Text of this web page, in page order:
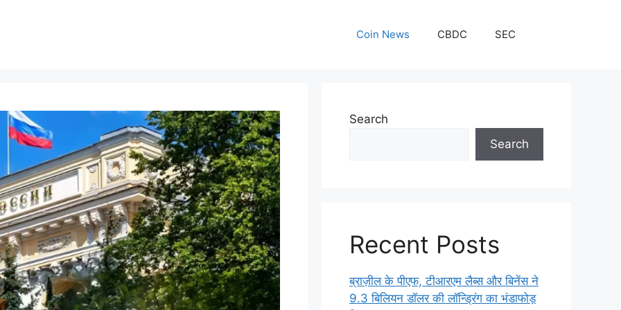
Coin News CBDC SEC
Search
Search
Recent Posts
ब्राज़ील के पीएफ, टीआरएम लैब्स और बिनेंस ने
9.3 बिलियन डॉलर की लॉन्ड्रिंग का भंडाफोड़